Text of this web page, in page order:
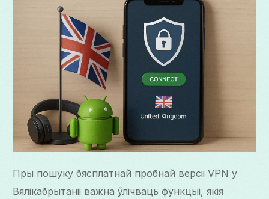
Пры пошуку бясплатнай пробнай версіі VPN у
Вялікабрытаніі важна ўлічваць функцыі, якія